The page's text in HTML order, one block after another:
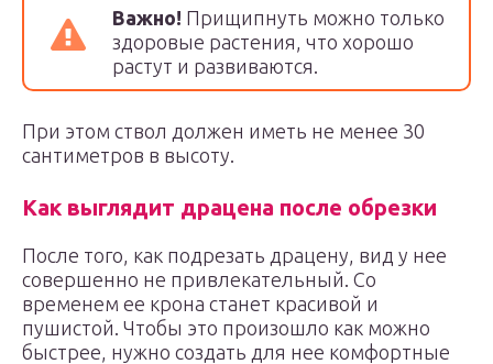
Важно! Прищипнуть можно только
здоровые растения, что хорошо
растут и развиваются.
При этом ствол должен иметь не менее 30
сантиметров в высоту.
Как выглядит драцена после обрезки
После того, как подрезать драцену, вид у нее
совершенно не привлекательный. Со
временем ее крона станет красивой и
пушистой. Чтобы это произошло как можно
быстрее, нужно создать для нее комфортные